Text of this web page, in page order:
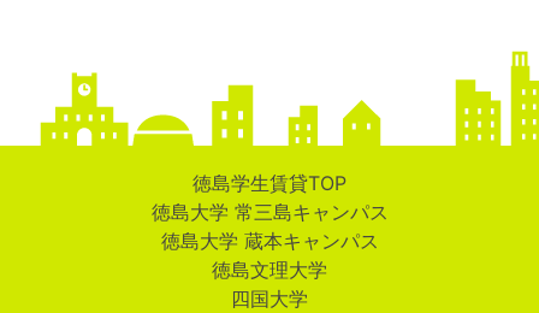
徳島学生賃貸TOP
徳島大学 常三島キャンパス
徳島大学 蔵本キャンパス
徳島文理大学
四国大学